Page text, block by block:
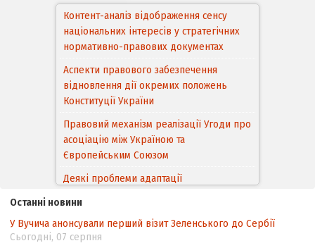
Контент-аналіз відображення сенсу
національних інтересів у стратегічних
нормативно-правових документах
Аспекти правового забезпечення
відновлення дії окремих положень
Конституції України
Правовий механізм реалізації Угоди про
асоціацію між Україною та
Європейським Cоюзом
Деякі проблеми адаптації
походження товарів відповідно до
Угоди про торговельні аспекти прав
інтелектуальної власності (TRIPS) у
Останні новини
У Вучича анонсували перший візит Зеленського до Сербії
Сьогодні, 07 серпня